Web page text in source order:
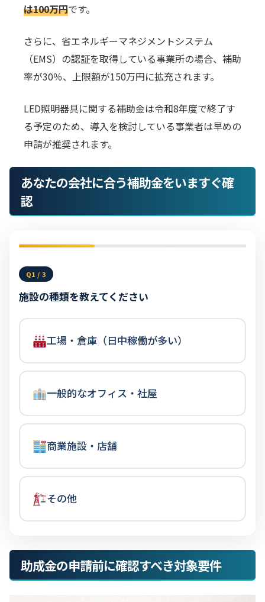
は100万円です。
さらに、省エネルギーマネジメントシステム
（EMS）の認証を取得している事業所の場合、補助
率が30％、上限額が150万円に拡充されます。
LED照明器具に関する補助金は令和8年度で終了す
る予定のため、導入を検討している事業者は早めの
申請が推奨されます。
あなたの会社に合う補助金をいますぐ確
認
Q1 / 3
施設の種類を教えてください
工場・倉庫（日中稼働が多い）
一般的なオフィス・社屋
商業施設・店舗
その他
助成金の申請前に確認すべき対象要件